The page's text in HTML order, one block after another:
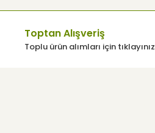
Toptan Alışveriş
Toplu ürün alımları için tıklayınız